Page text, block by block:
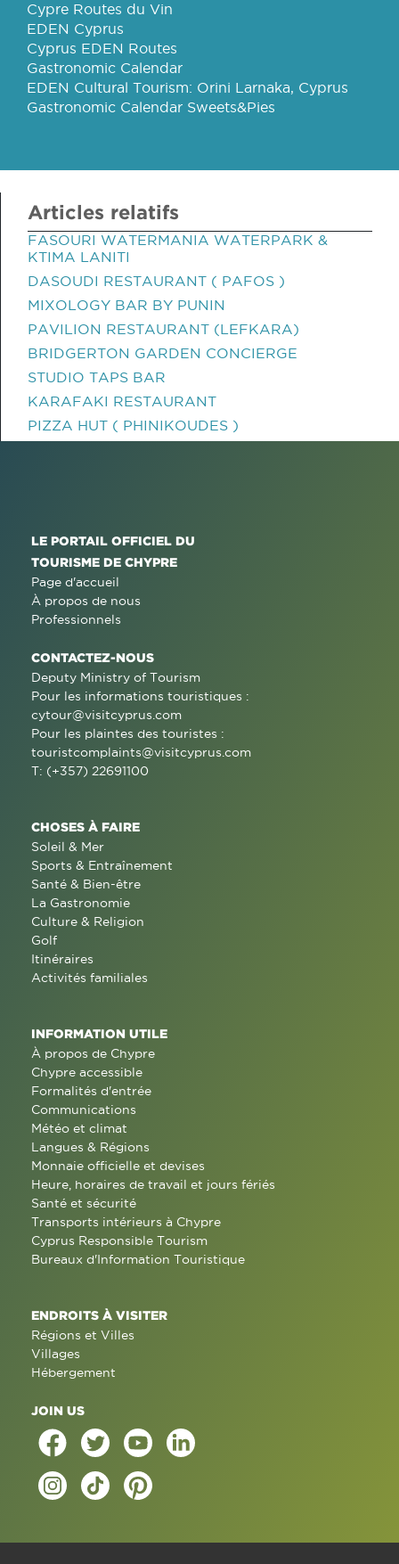
Cypre Routes du Vin
EDEN Cyprus
Cyprus EDEN Routes
Gastronomic Calendar
EDEN Cultural Tourism: Orini Larnaka, Cyprus
Gastronomic Calendar Sweets&Pies
Articles relatifs
FASOURI WATERMANIA WATERPARK &
KTIMA LANITI
DASOUDI RESTAURANT ( PAFOS )
MIXOLOGY BAR BY PUNIN
PAVILION RESTAURANT (LEFKARA)
BRIDGERTON GARDEN CONCIERGE
STUDIO TAPS BAR
KARAFAKI RESTAURANT
PIZZA HUT ( PHINIKOUDES )
LE PORTAIL OFFICIEL DU
TOURISME DE CHYPRE
Page d'accueil
À propos de nous
Professionnels
CONTACTEZ-NOUS
Deputy Ministry of Tourism
Pour les informations touristiques :
cytour@visitcyprus.com
Pour les plaintes des touristes :
touristcomplaints@visitcyprus.com
T: (+357) 22691100
CHOSES À FAIRE
Soleil & Mer
Sports & Entraînement
Santé & Bien-être
La Gastronomie
Culture & Religion
Golf
Itinéraires
Activités familiales
INFORMATION UTILE
À propos de Chypre
Chypre accessible
Formalités d'entrée
Communications
Météo et climat
Langues & Régions
Monnaie officielle et devises
Heure, horaires de travail et jours fériés
Santé et sécurité
Transports intérieurs à Chypre
Cyprus Responsible Tourism
Bureaux d'Information Touristique
ENDROITS À VISITER
Régions et Villes
Villages
Hébergement
JOIN US